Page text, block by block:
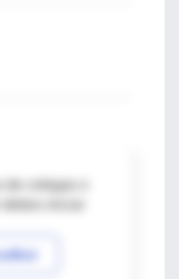
de colegas o